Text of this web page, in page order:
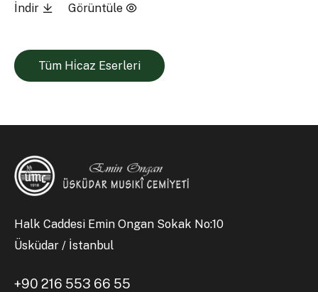
İndir Görüntüle
Tüm Hi̇caz Eserleri
Halk Caddesi Emin Ongan Sokak No:10
Üsküdar / İstanbul
+90 216 553 66 55